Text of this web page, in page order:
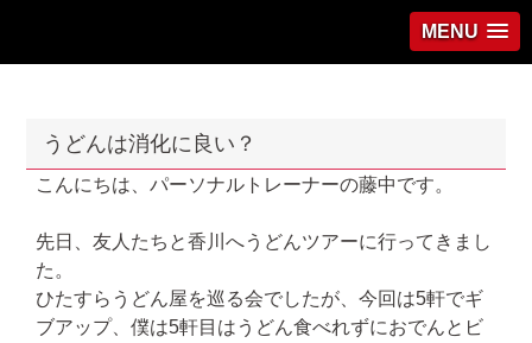
MENU
うどんは消化に良い？
こんにちは、パーソナルトレーナーの藤中です。
先日、友人たちと香川へうどんツアーに行ってきまし
た。
ひたすらうどん屋を巡る会でしたが、今回は5軒でギ
ブアップ、僕は5軒目はうどん食べれずにおでんとビ